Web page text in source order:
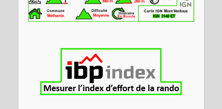
600
Distance (km)
Nom:Le Tour du
Distance:
Altitude minimum:
Altitude maximum: